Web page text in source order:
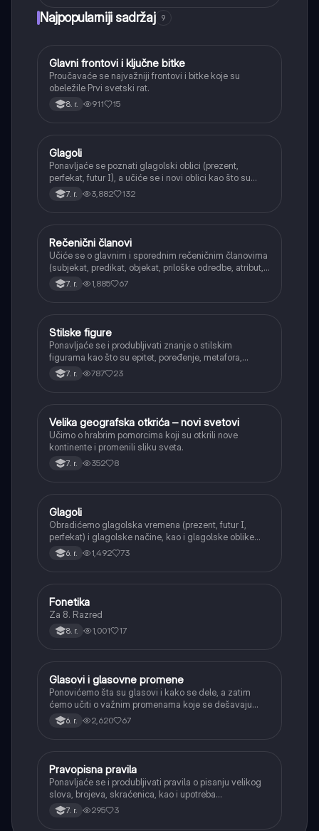
Najpopularniji sadržaj 9
Istorija
Glavni frontovi i ključne bitke
Proučavaće se najvažniji frontovi i bitke koje su
obeležile Prvi svetski rat.
8. r. 911 15
Srpski jezik
Glagoli
Ponavljaće se poznati glagolski oblici (prezent,
perfekat, futur I), a učiće se i novi oblici kao što su
aorist, imperfekat, pluskvamperfekat, futur II, kao i
glagolski prilozi i pridevi.
7. r. 3,882 132
Srpski jezik
Rečenični članovi
Učiće se o glavnim i sporednim rečeničnim članovima
(subjekat, predikat, objekat, priloške odredbe, atribut,
apozicija) i njihovoj funkciji.
7. r. 1,885 67
Srpski jezik
Stilske figure
Ponavljaće se i produbljivati znanje o stilskim
figurama kao što su epitet, poređenje, metafora,
personifikacija, hiperbola, onomatopeja, aliteracija i
asonanca, razumevajući njihovu ulogu u tekstu.
7. r. 787 23
Istorija
Velika geografska otkrića – novi svetovi
Učimo o hrabrim pomorcima koji su otkrili nove
kontinente i promenili sliku sveta.
7. r. 352 8
Srpski jezik
Glagoli
Obradićemo glagolska vremena (prezent, futur I,
perfekat) i glagolske načine, kao i glagolske oblike
(infinitiv, glagolski pridevi i prilozi) i glagolski vid
(svršeni i nesvršeni).
6. r. 1,492 73
Srpski jezik
Fonetika
Za 8. Razred
8. r. 1,001 17
Srpski jezik
Glasovi i glasovne promene
Ponovićemo šta su glasovi i kako se dele, a zatim
ćemo učiti o važnim promenama koje se dešavaju
kada se glasovi nađu jedan pored drugog u rečima
(npr. jednačenje suglasnika po zvučnosti i mestu
6. r. 2,620 67
Srpski jezik
Pravopisna pravila
Ponavljaće se i produbljivati pravila o pisanju velikog
slova, brojeva, skraćenica, kao i upotreba
interpunkcije, sa posebnim fokusom na zarez u
složenoj rečenici.
7. r. 295 3